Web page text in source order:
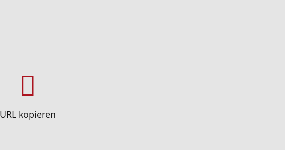
URL kopieren